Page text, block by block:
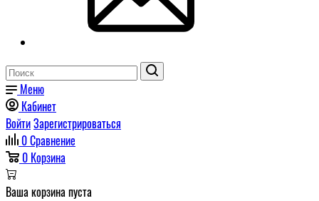
Меню
Кабинет
ВойтиЗарегистрироваться
0Сравнение
0 Корзина
Ваша корзина пуста